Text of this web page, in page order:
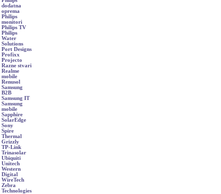
dodatna
oprema
Philips
monitori
Philips TV
Philips
Water
Solutions
Port Designs
Profixx
Projecto
Razne stvari
Realme
mobile
Renusol
Samsung
B2B
Samsung IT
Samsung
mobile
Sapphire
SolarEdge
Sony
Spire
Thermal
Grizzly
TP-Link
Trinasolar
Ubiquiti
Unitech
Western
Digital
WireTech
Zebra
Technologies